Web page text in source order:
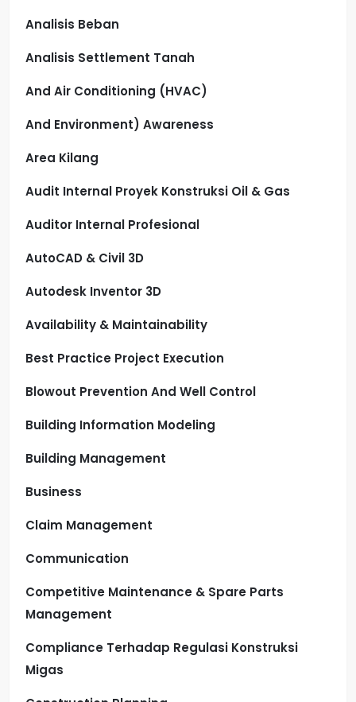
Analisis Beban
Analisis Settlement Tanah
And Air Conditioning (HVAC)
And Environment) Awareness
Area Kilang
Audit Internal Proyek Konstruksi Oil & Gas
Auditor Internal Profesional
AutoCAD & Civil 3D
Autodesk Inventor 3D
Availability & Maintainability
Best Practice Project Execution
Blowout Prevention And Well Control
Building Information Modeling
Building Management
Business
Claim Management
Communication
Competitive Maintenance & Spare Parts
Management
Compliance Terhadap Regulasi Konstruksi
Migas